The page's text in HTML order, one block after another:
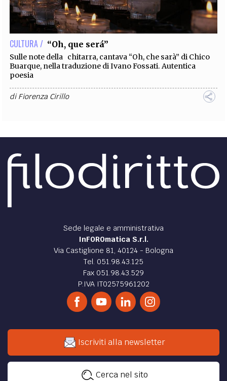
EXTRA
CODICI RUBRICHE LIBRI PROCEEDINGS PUBBLICITÀ CONTATTI
SOCIAL MEDIA
CULTURA / “Oh, que será”
Sulle note della chitarra, cantava “Oh, che sarà” di Chico
Buarque, nella traduzione di Ivano Fossati. Autentica
poesia
diFiorenza Cirillo
Sede legale e amministrativa
InFOROmatica S.r.l.
Via Castiglione 81, 40124 - Bologna
Tel. 051.98.43.125
Fax 051.98.43.529
P.IVA IT02575961202
Iscriviti alla newsletter
Cerca nel sito